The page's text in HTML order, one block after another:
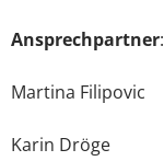
Ansprechpartner:
Martina Filipovic
Karin Dröge